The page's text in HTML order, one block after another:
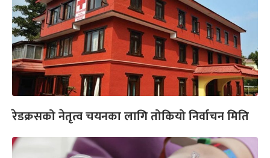
रेडक्रसको नेतृत्व चयनका लागि तोकियो निर्वाचन मिति